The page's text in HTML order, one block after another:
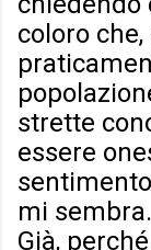
coloro
strette
essere
mi sembra.
Già,